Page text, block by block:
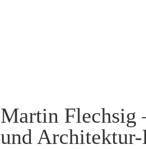
Martin Flechsig
und Architektur-